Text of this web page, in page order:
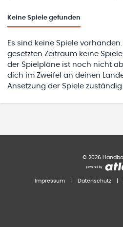
Keine Spiele gefunden
Es sind keine Spiele
gesetzten Zeitraum keine
der Spielpläne ist noch nicht
dich im Zweifel an deinen
Ansetzung der Spiele zuständig
© 2026
Impressum Datenschutz